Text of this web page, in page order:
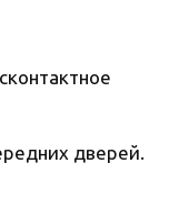
дверей.